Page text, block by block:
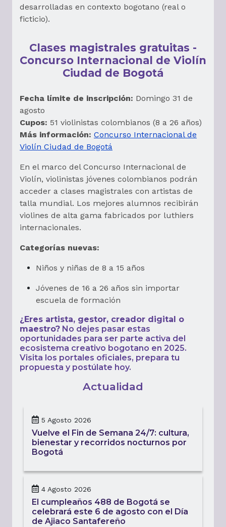
desarrolladas en contexto bogotano (real o
ficticio).
Clases magistrales gratuitas -
Concurso Internacional de Violín
Ciudad de Bogotá
Fecha límite de inscripción: Domingo 31 de
agosto
Cupos: 51 violinistas colombianos (8 a 26 años)
Más información: Concurso Internacional de
Violín Ciudad de Bogotá
En el marco del Concurso Internacional de
Violín, violinistas jóvenes colombianos podrán
acceder a clases magistrales con artistas de
talla mundial. Los mejores alumnos recibirán
violines de alta gama fabricados por luthiers
internacionales.
Categorías nuevas:
Niños y niñas de 8 a 15 años
Jóvenes de 16 a 26 años sin importar
escuela de formación
¿Eres artista, gestor, creador digital o
maestro? No dejes pasar estas
oportunidades para ser parte activa del
ecosistema creativo bogotano en 2025.
Visita los portales oficiales, prepara tu
propuesta y postúlate hoy.
Actualidad
5 Agosto 2026
Vuelve el Fin de Semana 24/7: cultura,
bienestar y recorridos nocturnos por
Bogotá
4 Agosto 2026
El cumpleaños 488 de Bogotá se
celebrará este 6 de agosto con el Día
de Ajiaco Santafereño